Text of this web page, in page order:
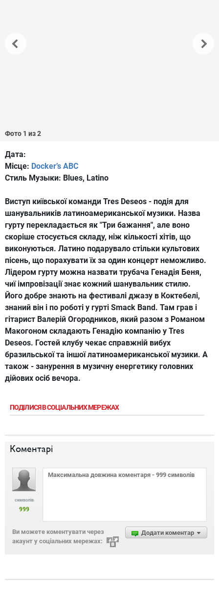
Фото 1 из 2
Дата:
Місце: Docker’s ABC
Стиль Музыки: Blues, Latino
Виступ київської команди Tres Deseos - подія для
шанувальників латиноамериканської музики. Назва
гурту перекладається як "Три бажання", але воно
скоріше стосується складу, ніж кількості хітів, що
виконуються. Латино подарувало стільки культових
пісень, що порахувати їх за один концерт неможливо.
Лідером гурту можна назвати трубача Генадія Беня,
чиї імпровізації знає кожний шанувальник стилю.
Його добре знають на фестивалі джазу в Коктебелі,
знаний він і по роботі у гурті Smack Band. Там грав і
гітарист Валерій Огородников, який разом з Романом
Макогоном складають Генадію компанію у Tres
Deseos. Гостей клубу чекає справжній вибух
бразильської та іншої латиноамериканської музики. А
також - занурення в музичну енергетику головних
дійових осіб вечора.
ПОДІЛИСЯ В СОЦІАЛЬНИХ МЕРЕЖАХ
Коментарі
символів
999
Додати коментар
Ви можете коментувати через
акаунт у соціальних мережах: